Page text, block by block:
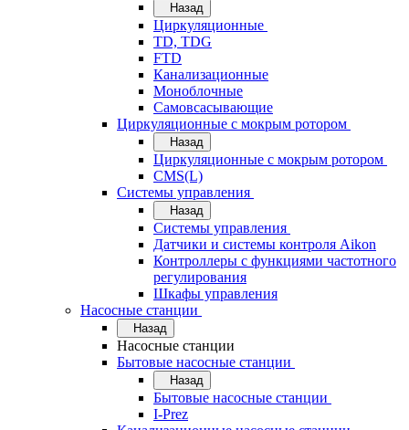
Назад
Циркуляционные
TD, TDG
FTD
Канализационные
Моноблочные
Самовсасывающие
Циркуляционные с мокрым ротором
Назад
Циркуляционные с мокрым ротором
CMS(L)
Системы управления
Назад
Системы управления
Датчики и системы контроля Aikon
Контроллеры с функциями частотного
регулирования
Шкафы управления
Насосные станции
Назад
Насосные станции
Бытовые насосные станции
Назад
Бытовые насосные станции
I-Prez